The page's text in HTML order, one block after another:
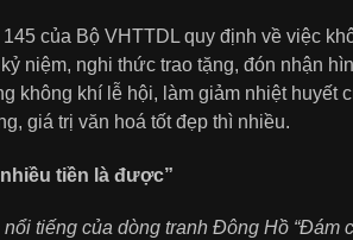
của Bộ VHTTDL quy định về việc
niệm, nghi thức trao tặng, đón nhận
không khí lễ hội, làm giảm nhiệt
giá trị văn hoá tốt đẹp thì nhiều.
tiền là được”
tiếng của dòng tranh Đông Hồ “Đám